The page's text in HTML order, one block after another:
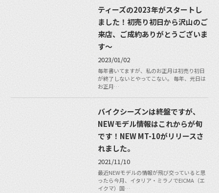
ティーズの2023年がスタートし
ました！初売り初日から沢山のご
来店、ご成約ありがとうございま
す〜
2023/01/02
毎年書いてますが、私のお正月は初売り初日
が終了しないとやってこない。 毎年、元日は
お正月…
バイクシーズンは終盤ですが、
NEWモデル情報はこれからが旬
です！NEW MT-10がリリースさ
れました。
2021/11/10
最近NEWモデルの情報が飛び交っていると思
ったら今月、イタリア・ミラノでEICMA（エ
イクマ）国…